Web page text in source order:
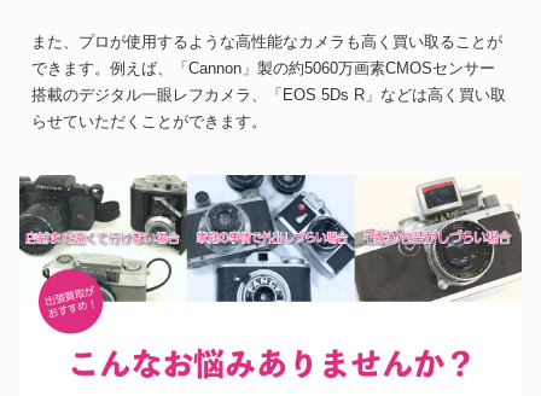
また、プロが使用するような高性能なカメラも高く買い取ることが
できます。例えば、「Cannon」製の約5060万画素CMOSセンサー
搭載のデジタル一眼レフカメラ、「EOS 5Ds R」などは高く買い取
らせていただくことができます。